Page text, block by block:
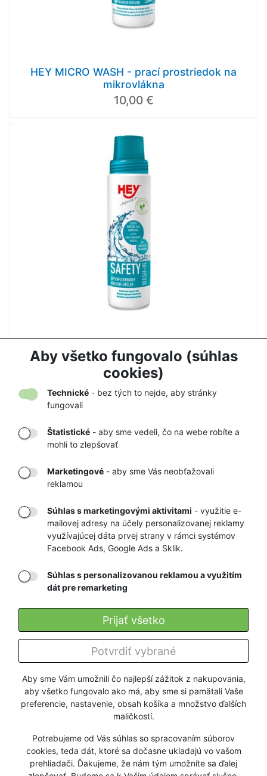
Aby všetko fungovalo (súhlas
cookies)
Aby sme Vám umožnili čo najlepší zážitok z nakupovania,
aby všetko fungovalo ako má, aby sme si pamätali Vaše
preferencie, nastavenie, obsah košíka a množstvo ďalších
maličkostí.
Potrebujeme od Vás súhlas so spracovaním súborov
cookies, teda dát, ktoré sa dočasne ukladajú vo vašom
prehliadači. Ďakujeme, že nám tým umožníte sa ďalej
Technické - bez tých to nejde, aby stránky
fungovali
Štatistické - aby sme vedeli, čo na webe robíte a
mohli to zlepšovať
Marketingové - aby sme Vás neobťažovali
reklamou
Súhlas s marketingovými aktivitami - využitie e-
mailovej adresy na účely personalizovanej reklamy
využívajúcej dáta prvej strany v rámci systémov
Facebook Ads, Google Ads a Sklik.
Súhlas s personalizovanou reklamou a využitím
dát pre remarketing
Potvrdiť vybrané
Prijať všetko
HEY MICRO WASH - prací prostriedok na
mikrovlákna
10,00 €
HEY SAFETY WASH 250ml - prací prostriedok
10,00 €
TOVARU AŽ K
VÁM DOMOV
OBCHOD
RÝCHLE
DORUČENIE
GARANCIA
NAJNIŽŠÍCH CIEN
Firmy a organizácie